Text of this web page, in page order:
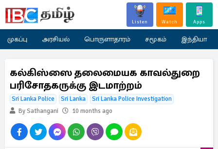
Listen Watch Apps
முகப்பு அரசியல் பொருளாதாரம் சமூகம் இந்தியா
கல்கிஸ்ஸை தலைமையக காவல்துறை
பரிசோதகருக்கு இடமாற்றம்
Sri Lanka Police Sri Lanka
Sri Lanka Police Investigation
By Sathangani
10 months ago